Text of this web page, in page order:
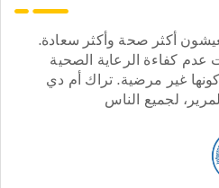
أكثر صحة وأكثر سعادة.
عدم كفاءة الرعاية الصحية
غير مرضية. تراك أم دي
لجميع الناس